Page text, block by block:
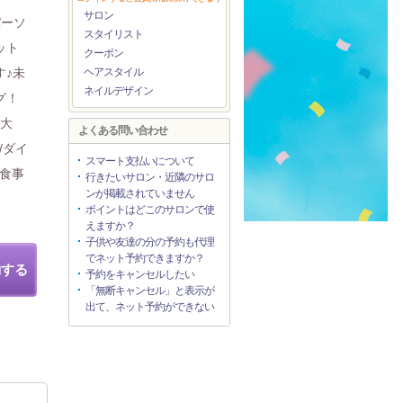
ソ
ト
♪未
イ
事
る
サロン
スタイリスト
クーポン
ヘアスタイル
ネイルデザイン
よくある問い合わせ
スマート支払いについて
行きたいサロン・近隣のサロ
ンが掲載されていません
ポイントはどこのサロンで使
えますか？
子供や友達の分の予約も代理
でネット予約できますか？
予約をキャンセルしたい
「無断キャンセル」と表示が
出て、ネット予約ができない